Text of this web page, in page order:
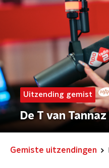
Uitzending gemist
De T van Tannaz
Gemiste uitzendingen